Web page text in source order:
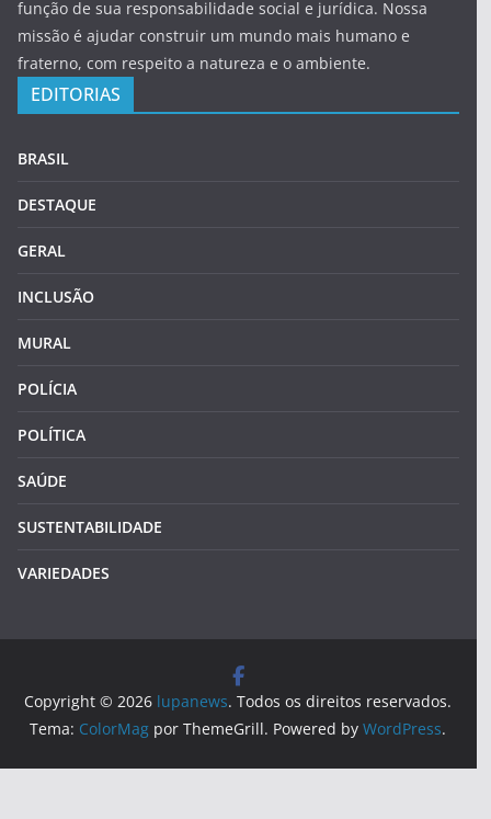
função de sua responsabilidade social e jurídica. Nossa
missão é ajudar construir um mundo mais humano e
fraterno, com respeito a natureza e o ambiente.
EDITORIAS
BRASIL
DESTAQUE
GERAL
INCLUSÃO
MURAL
POLÍCIA
POLÍTICA
SAÚDE
SUSTENTABILIDADE
VARIEDADES
Copyright © 2026 lupanews. Todos os direitos reservados.
Tema: ColorMag por ThemeGrill. Powered byWordPress.